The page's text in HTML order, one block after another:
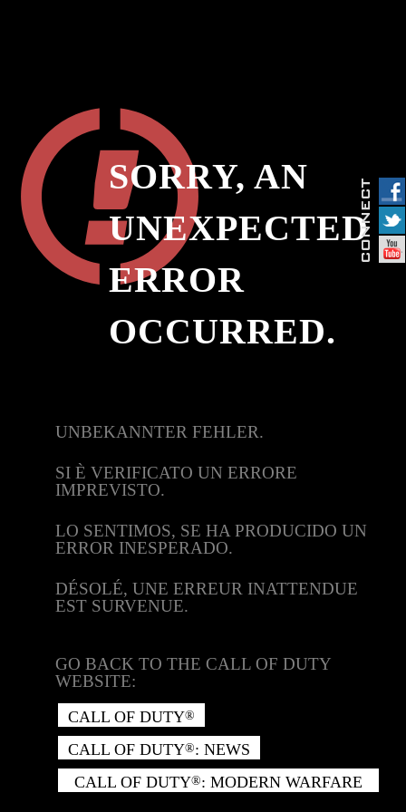
SORRY, AN
UNEXPECTED
ERROR
OCCURRED.
UNBEKANNTER FEHLER.
SI È VERIFICATO UN ERRORE
IMPREVISTO.
LO SENTIMOS, SE HA PRODUCIDO UN
ERROR INESPERADO.
DÉSOLÉ, UNE ERREUR INATTENDUE
EST SURVENUE.
GO BACK TO THE CALL OF DUTY
WEBSITE:
CALL OF DUTY®
CALL OF DUTY®: NEWS
CALL OF DUTY®: MODERN WARFARE